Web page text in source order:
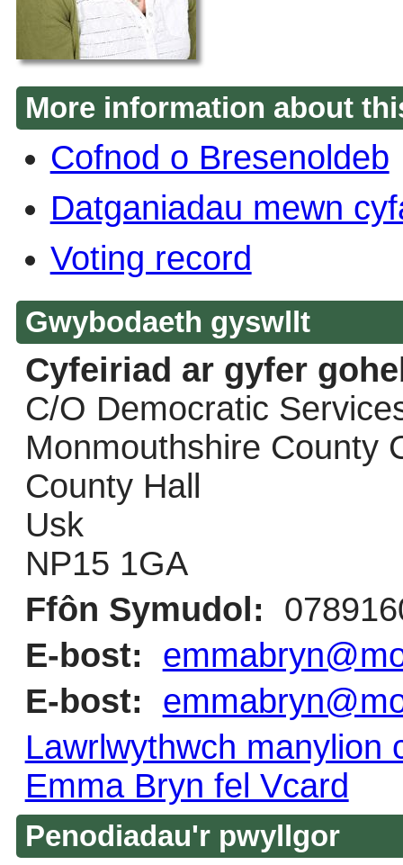
More information about
Cofnod o Bresenoldeb
Datganiadau mewn
Voting record
Gwybodaeth gyswllt
Cyfeiriad ar gyfer
C/O Democratic
Monmouthshire County
County Hall
Usk
NP15 1GA
Ffôn Symudol:
E-bost:
E-bost:
Lawrlwythwch manylion
Emma Bryn fel Vcard
Penodiadau'r pwyllgor